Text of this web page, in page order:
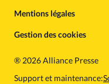
Mentions légales
Gestion des cookies
®2026 Alliance Presse
Support et maintenance: